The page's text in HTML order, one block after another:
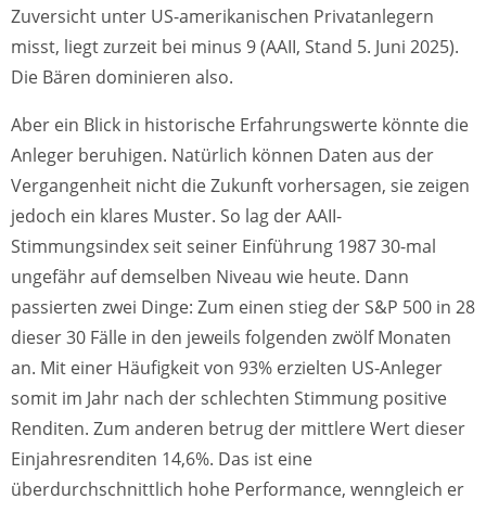
Zuversicht unter US-amerikanischen Privatanlegern
misst, liegt zurzeit bei minus 9 (AAII, Stand 5. Juni 2025).
Die Bären dominieren also.
Aber ein Blick in historische Erfahrungswerte könnte die
Anleger beruhigen. Natürlich können Daten aus der
Vergangenheit nicht die Zukunft vorhersagen, sie zeigen
jedoch ein klares Muster. So lag der AAII-
Stimmungsindex seit seiner Einführung 1987 30-mal
ungefähr auf demselben Niveau wie heute. Dann
passierten zwei Dinge: Zum einen stieg der S&P 500 in 28
dieser 30 Fälle in den jeweils folgenden zwölf Monaten
an. Mit einer Häufigkeit von 93% erzielten US-Anleger
somit im Jahr nach der schlechten Stimmung positive
Renditen. Zum anderen betrug der mittlere Wert dieser
Einjahresrenditen 14,6%. Das ist eine
überdurchschnittlich hohe Performance, wenngleich er